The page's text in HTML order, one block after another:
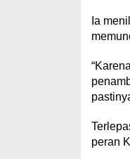
Ia
peran